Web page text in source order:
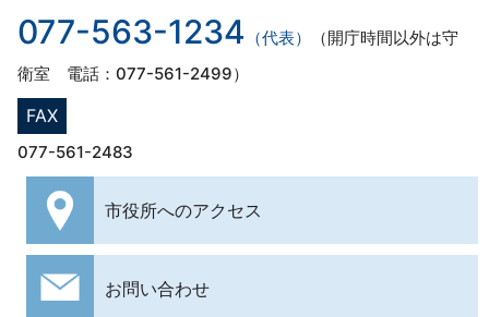
077-563-1234 （代表）
（開庁時間以外は守
衛室 電話：077-561-2499）
FAX
077-561-2483
市役所へのアクセス
お問い合わせ